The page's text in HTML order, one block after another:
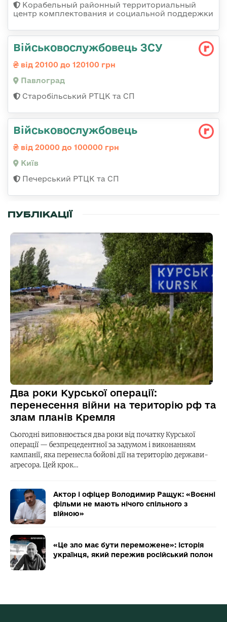
Корабельный районный территориальный
центр комплектования и социальной поддержки
Військовослужбовець ЗСУ
від 20100 до 120100 грн
Павлоград
Старобільський РТЦК та СП
Військовослужбовець
від 20000 до 100000 грн
Київ
Печерський РТЦК та СП
ПУБЛІКАЦІЇ
Два роки Курської операції:
перенесення війни на територію рф та
злам планів Кремля
Сьогодні виповнюється два роки від початку Курської
операції — безпрецедентної за задумом і виконанням
кампанії, яка перенесла бойові дії на територію держави-
агресора. Цей крок…
Актор і офіцер Володимир Ращук: «Воєнні
фільми не мають нічого спільного з
війною»
«Це зло має бути переможене»: історія
українця, який пережив російський полон